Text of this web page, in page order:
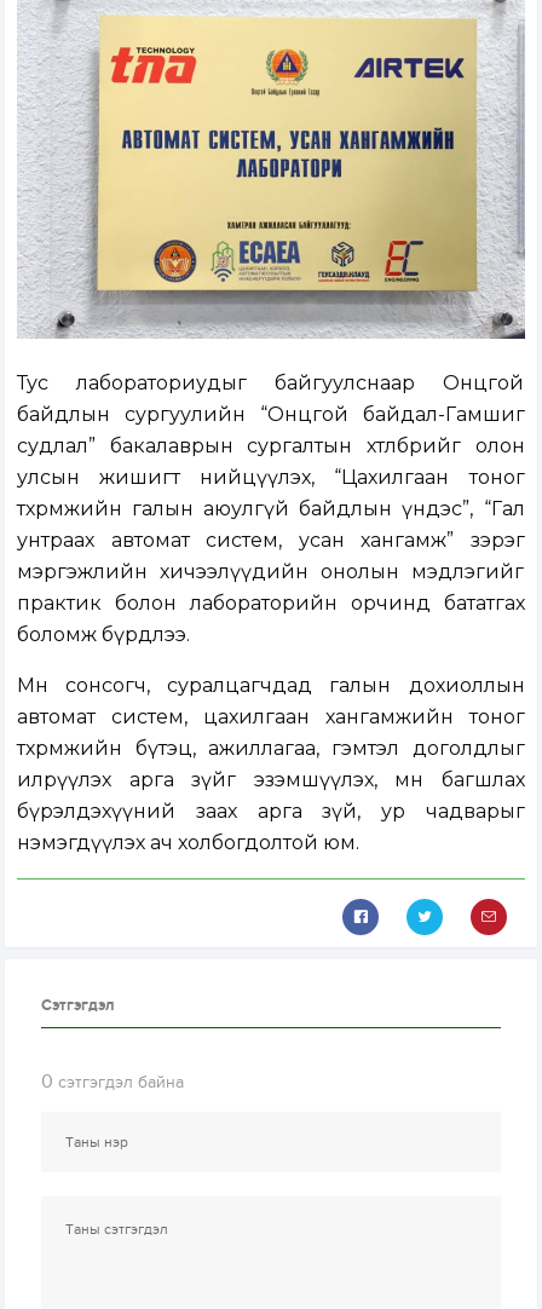
Тус лабораториудыг байгуулснаар Онцгой
байдлын сургуулийн “Онцгой байдал-Гамшиг
судлал” бакалаврын сургалтын хөтөлбөрийг олон
улсын жишигт нийцүүлэх, “Цахилгаан тоног
төхөөрөмжийн галын аюулгүй байдлын үндэс”, “Гал
унтраах автомат систем, усан хангамж” зэрэг
мэргэжлийн хичээлүүдийн онолын мэдлэгийг
практик болон лабораторийн орчинд бататгах
боломж бүрдлээ.
Мөн сонсогч, суралцагчдад галын дохиоллын
автомат систем, цахилгаан хангамжийн тоног
төхөөрөмжийн бүтэц, ажиллагаа, гэмтэл доголдлыг
илрүүлэх арга зүйг эзэмшүүлэх, мөн багшлах
бүрэлдэхүүний заах арга зүй, ур чадварыг
нэмэгдүүлэх ач холбогдолтой юм.
Сэтгэгдэл
0 сэтгэгдэл байна